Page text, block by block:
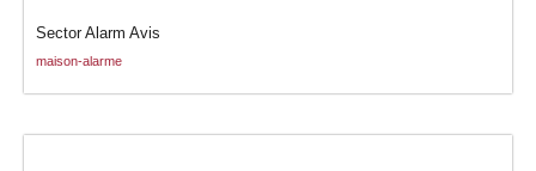
Sector Alarm Avis
maison-alarme